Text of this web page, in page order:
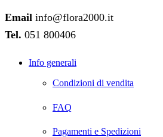
Email info@flora2000.it
Tel. 051 800406
Info generali
Condizioni di vendita
FAQ
Pagamenti e Spedizioni